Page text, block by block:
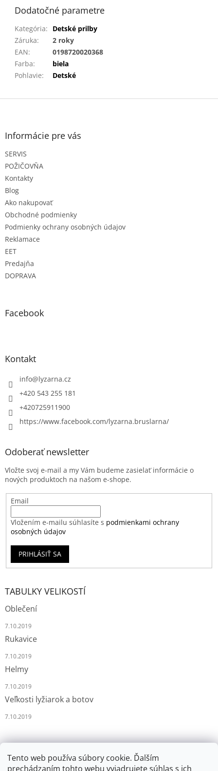
Tento web používa súbory cookie. Ďalším
prechádzaním tohto webu vyjadrujete súhlas s ich
Dodatočné parametre
Kategória:
Detské prilby
Záruka:
2 roky
EAN:
0198720020368
Farba:
biela
Pohlavie: Detské
Z
Informácie pre vás
SERVIS
POŽIČOVŇA
Kontakty
Blog
Ako nakupovať
Obchodné podmienky
Podmienky ochrany osobných údajov
Reklamace
EET
Predajňa
DOPRAVA
Facebook
Kontakt
info@lyzarna.cz
+420 543 255 181
+420725911900
https://www.facebook.com/lyzarna.bruslarna/
Odoberať newsletter
Vložte svoj e-mail a my Vám budeme zasielať informácie o
nových produktoch na našom e-shope.
Email
Vložením e-mailu súhlasíte s podmienkami ochrany
osobných údajov
PRIHLÁSIŤ SA
TABULKY VELIKOSTÍ
Oblečení
7.10.2019
Rukavice
7.10.2019
Helmy
7.10.2019
Veľkosti lyžiarok a botov
7.10.2019